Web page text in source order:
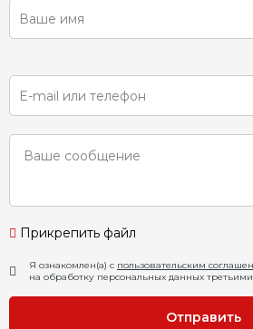
Прикрепить файл
Я ознакомлен(а) с пользовательским
на обработку персональных данных
Отправить